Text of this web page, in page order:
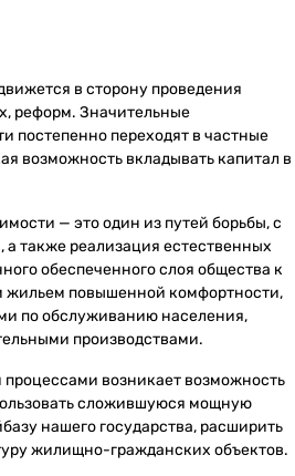
в сторону проведения
реформ. Значительные
постепенно переходят в частные
возможность вкладывать капитал в
— это один из путей борьбы, с
также реализация естественных
обеспеченного слоя общества к
повышенной комфортности,
по обслуживанию населения,
производствами.
возникает возможность
сложившуюся мощную
нашего государства, расширить
жилищно-гражданских объектов.